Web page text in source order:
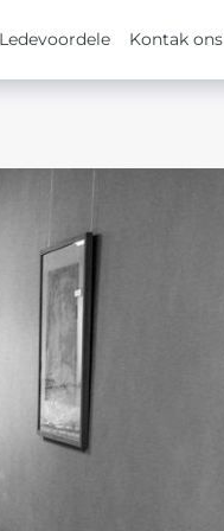
Ledevoordele Kontak ons